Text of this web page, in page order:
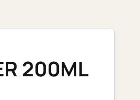
200ML